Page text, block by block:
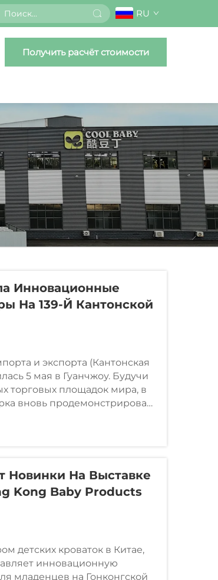
RU
Получить расчёт стоимости
Инновационные
На 139-Й Кантонской
и экспорта (Кантонская
5 мая в Гуанчжоу. Будучи
торговых площадок мира, в
вновь продемонстрировала
Новинки На Выставке
Kong Baby Products
детских кроваток в Китае,
инновационную
младенцев на Гонконгской